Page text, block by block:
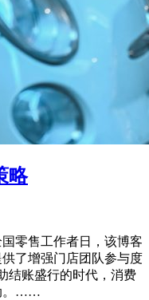
略
零售工作者日，该博客
了增强门店团队参与度
结账盛行的时代，消费
。……